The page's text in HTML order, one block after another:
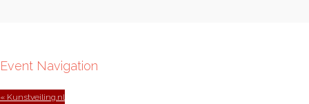
Event Navigation
« Kunstveiling.nl